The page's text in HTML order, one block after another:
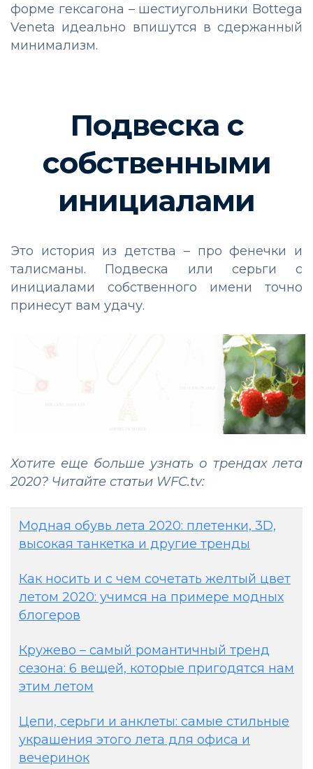
форме гексагона – шестиугольники Bottega
Veneta идеально впишутся в сдержанный
минимализм.
Подвеска с
собственными
инициалами
Это история из детства – про фенечки и
талисманы. Подвеска или серьги с
инициалами собственного имени точно
принесут вам удачу.
Хотите еще больше узнать о трендах лета
2020? Читайте статьи WFC.tv:
Модная обувь лета 2020: плетенки, 3D,
высокая танкетка и другие тренды
Как носить и с чем сочетать желтый цвет
летом 2020: учимся на примере модных
блогеров
Кружево – самый романтичный тренд
сезона: 6 вещей, которые пригодятся нам
этим летом
Цепи, серьги и анклеты: самые стильные
украшения этого лета для офиса и
вечеринок